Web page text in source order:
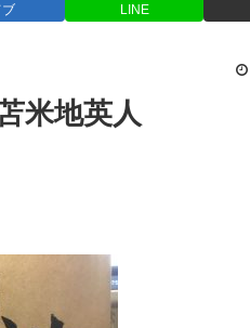
LINE
米地英人